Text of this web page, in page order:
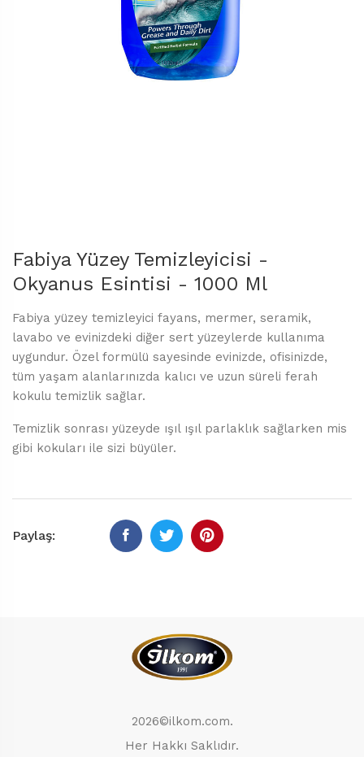
Fabiya Yüzey Temizleyicisi -
Okyanus Esintisi - 1000 Ml
Fabiya yüzey temizleyici fayans, mermer, seramik,
lavabo ve evinizdeki diğer sert yüzeylerde kullanıma
uygundur. Özel formülü sayesinde evinizde, ofisinizde,
tüm yaşam alanlarınızda kalıcı ve uzun süreli ferah
kokulu temizlik sağlar.
Temizlik sonrası yüzeyde ışıl ışıl parlaklık sağlarken mis
gibi kokuları ile sizi büyüler.
Paylaş:
2026©ilkom.com.
Her Hakkı Saklıdır.